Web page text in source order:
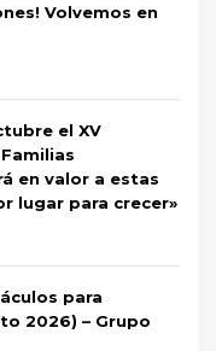
Volvemos en
el XV
en valor a estas
lugar para crecer»
para
2026) – Grupo